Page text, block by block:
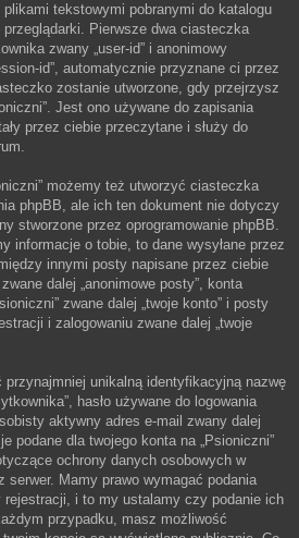
tekstowymi pobranymi do katalogu
Pierwsze dwa ciasteczka
zwany „user-id” i anonimowy
id”, automatycznie przyznane ci przez
zostanie utworzone, gdy przejrzysz
Jest ono używane do zapisania
przez ciebie przeczytane i służy do
możemy też utworzyć ciasteczka
phpBB, ale ich ten dokument nie dotyczy
stworzone przez oprogramowanie phpBB.
informacje o tobie, to dane wysyłane przez
innymi posty napisane przez ciebie
dalej „anonimowe posty”, konta
zwane dalej „twoje konto” i posty
i zalogowaniu zwane dalej „twoje
przynajmniej unikalną identyfikacyjną nazwę
hasło używane do logowania
aktywny adres e-mail zwany dalej
podane dla twojego konta na „Psioniczni”
ochrony danych osobowych w
serwer. Mamy prawo wymagać podania
i to my ustalamy czy podanie ich
przypadku, masz możliwość